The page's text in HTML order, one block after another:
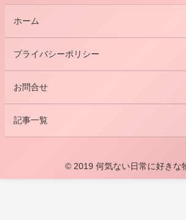
ホーム
プライバシーポリシー
お問合せ
記事一覧
© 2019 何気ない日常に好きな